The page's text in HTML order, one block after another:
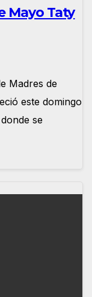
Mayo Taty
Madres de
este domingo
se